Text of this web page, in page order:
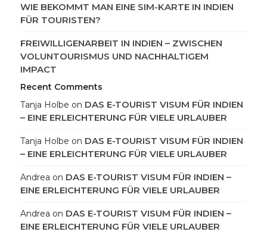
WIE BEKOMMT MAN EINE SIM-KARTE IN INDIEN
FÜR TOURISTEN?
FREIWILLIGENARBEIT IN INDIEN – ZWISCHEN
VOLUNTOURISMUS UND NACHHALTIGEM
IMPACT
Recent Comments
Tanja Holbe on DAS E-TOURIST VISUM FÜR INDIEN
– EINE ERLEICHTERUNG FÜR VIELE URLAUBER
Tanja Holbe on DAS E-TOURIST VISUM FÜR INDIEN
– EINE ERLEICHTERUNG FÜR VIELE URLAUBER
Andrea on DAS E-TOURIST VISUM FÜR INDIEN –
EINE ERLEICHTERUNG FÜR VIELE URLAUBER
Andrea on DAS E-TOURIST VISUM FÜR INDIEN –
EINE ERLEICHTERUNG FÜR VIELE URLAUBER